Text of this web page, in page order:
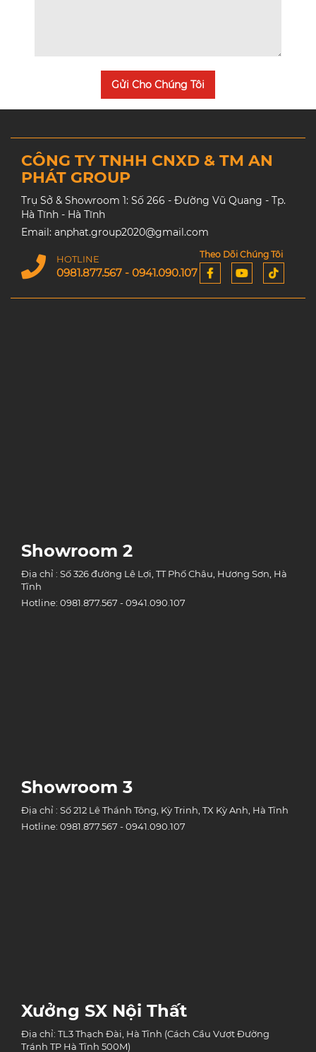
Gửi Cho Chúng Tôi
CÔNG TY TNHH CNXD & TM AN
PHÁT GROUP
Trụ Sở & Showroom 1: Số 266 - Đường Vũ Quang - Tp.
Hà Tĩnh - Hà Tĩnh
Email: anphat.group2020@gmail.com
HOTLINE
0981.877.567 - 0941.090.107
Theo Dõi Chúng Tôi
Showroom 2
Địa chỉ : Số 326 đường Lê Lợi, TT Phố Châu, Hương Sơn, Hà
Tĩnh
Hotline: 0981.877.567 - 0941.090.107
Showroom 3
Địa chỉ : Số 212 Lê Thánh Tông, Kỳ Trinh, TX Kỳ Anh, Hà Tĩnh
Hotline: 0981.877.567 - 0941.090.107
Xưởng SX Nội Thất
Địa chỉ: TL3 Thạch Đài, Hà Tĩnh (Cách Cầu Vượt Đường
Tránh TP Hà Tĩnh 500M)